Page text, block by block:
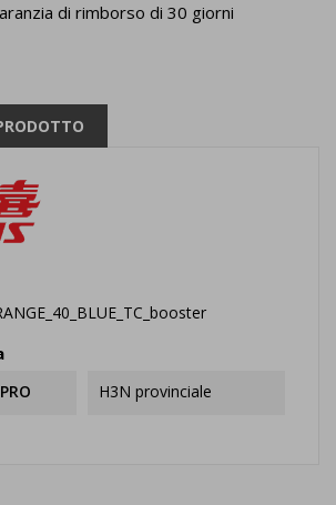
di rimborso di 30 giorni
H3N provinciale